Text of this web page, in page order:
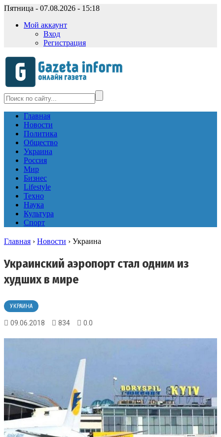
Пятница - 07.08.2026 - 15:18
Мой аккаунт
Вход
Регистрация
Главная
Новости
Политика
Общество
Украина
Россия
Мир
Бизнес
Lifestyle
Техно
Наука
Культура
Спорт
Главная › Новости › Украина
Украинский аэропорт стал одним из
худших в мире
УКРАИНА
09.06.2018 834 0.0